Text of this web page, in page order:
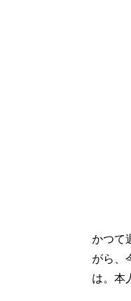
かつて
がら、
は。本